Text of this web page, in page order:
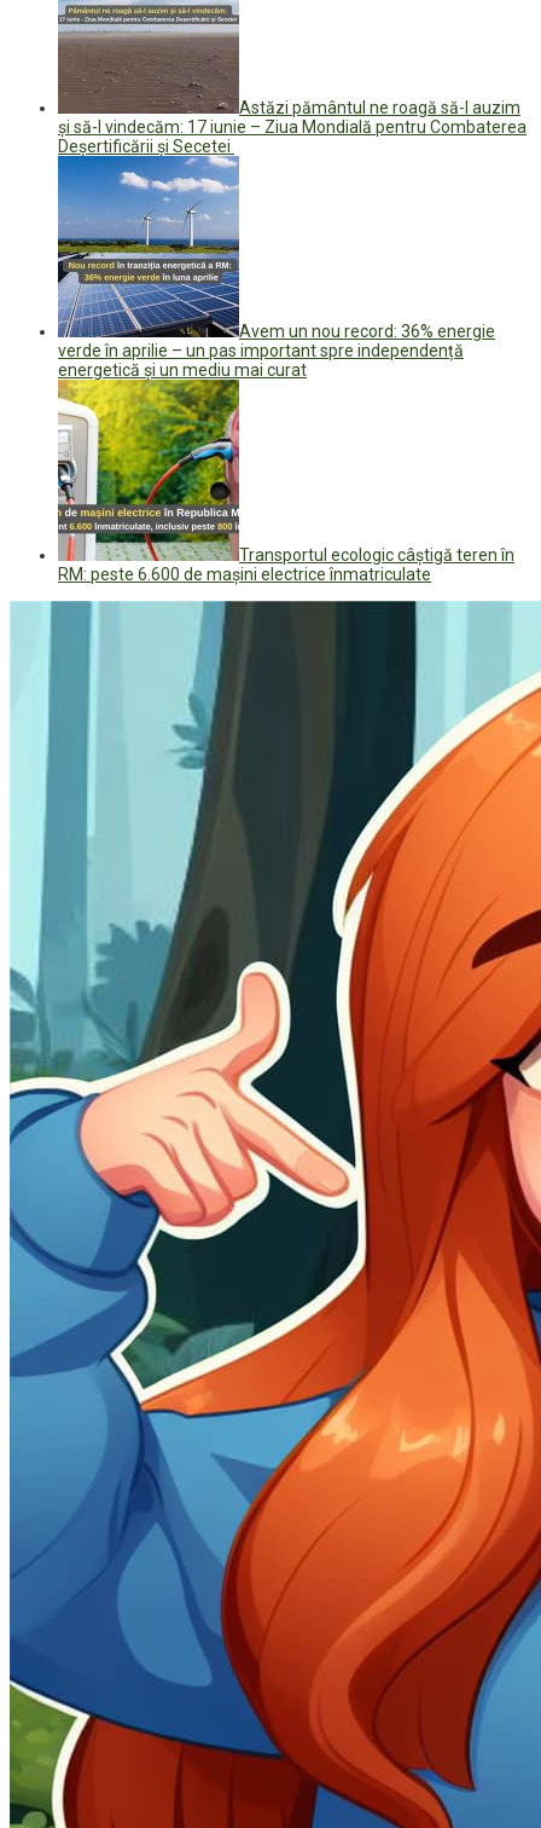
Astăzi pământul ne roagă să-l auzim
și să-l vindecăm: 17 iunie – Ziua Mondială pentru Combaterea
Deșertificării și Secetei
Avem un nou record: 36% energie
verde în aprilie – un pas important spre independență
energetică și un mediu mai curat
Transportul ecologic câștigă teren în
RM: peste 6.600 de mașini electrice înmatriculate